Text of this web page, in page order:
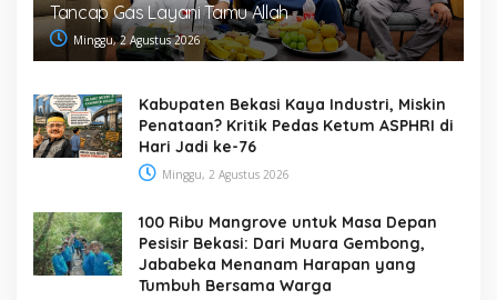
Tancap Gas Layani Tamu Allah
Minggu, 2 Agustus 2026
Kabupaten Bekasi Kaya Industri, Miskin
Penataan? Kritik Pedas Ketum ASPHRI di
Hari Jadi ke-76
Minggu, 2 Agustus 2026
100 Ribu Mangrove untuk Masa Depan
Pesisir Bekasi: Dari Muara Gembong,
Jababeka Menanam Harapan yang
Tumbuh Bersama Warga